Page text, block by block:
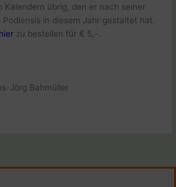
Kalendern übrig, den er nach seiner
in diesem Jahr gestaltet hat.
hier zu bestellen für € 5,-.
Jörg Bahmüller